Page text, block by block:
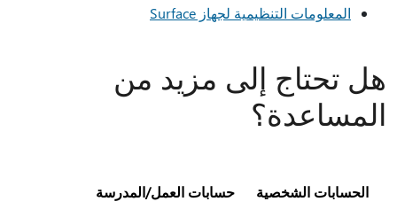
المعلومات التنظيمية لجهاز Surface
هل تحتاج إلى مزيد من
المساعدة؟
الحسابات الشخصية حسابات العمل/المدرسة